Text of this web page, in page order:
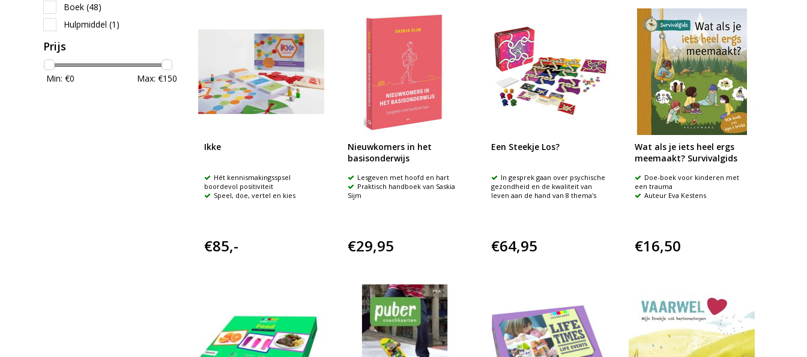
Boek (48)
Hulpmiddel (1)
Prijs
Min: €0 Max: €150
Ikke
Hét kennismakingsspsel
boordevol positiviteit
Speel, doe, vertel en kies
€85,-
Nieuwkomers in het
basisonderwijs
Lesgeven met hoofd en hart
Praktisch handboek van Saskia
Sijm
€29,95
Een Steekje Los?
In gesprek gaan over psychische
gezondheid en de kwaliteit van
leven aan de hand van 8 thema's
€64,95
Wat als je iets heel ergs
meemaakt? Survivalgids
Doe-boek voor kinderen met
een trauma
Auteur Eva Kestens
€16,50